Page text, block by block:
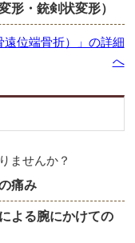
形・銃剣状変形）
位端骨折）」の詳細
へ
痛み
よる腕にかけての